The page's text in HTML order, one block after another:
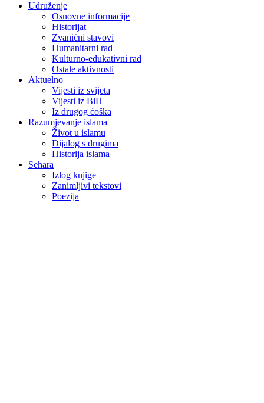
Udruženje
Osnovne informacije
Historijat
Zvanični stavovi
Humanitarni rad
Kulturno-edukativni rad
Ostale aktivnosti
Aktuelno
Vijesti iz svijeta
Vijesti iz BiH
Iz drugog ćoška
Razumjevanje islama
Život u islamu
Dijalog s drugima
Historija islama
Sehara
Izlog knjige
Zanimljivi tekstovi
Poezija